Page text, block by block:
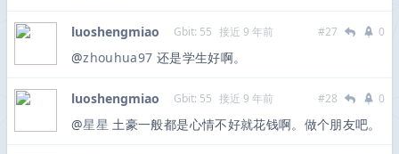
luoshengmiao Gbit: 55 接近 9 年前 #27 0
@zhouhua97 还是学生好啊。
luoshengmiao Gbit: 55 接近 9 年前 #28 0
@星星 土豪一般都是心情不好就花钱啊。做个朋友吧。